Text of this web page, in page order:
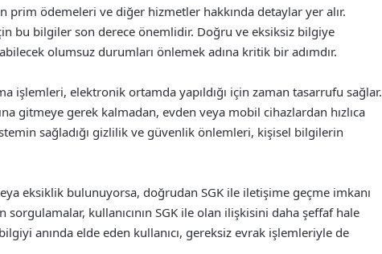
prim ödemeleri ve diğer hizmetler hakkında detaylar yer alır.
bu bilgiler son derece önemlidir. Doğru ve eksiksiz bilgiye
olumsuz durumları önlemek adına kritik bir adımdır.
işlemleri, elektronik ortamda yapıldığı için zaman tasarrufu sağlar.
gitmeye gerek kalmadan, evden veya mobil cihazlardan hızlıca
sağladığı gizlilik ve güvenlik önlemleri, kişisel bilgilerin
eksiklik bulunuyorsa, doğrudan SGK ile iletişime geçme imkanı
sorgulamalar, kullanıcının SGK ile olan ilişkisini daha şeffaf hale
anında elde eden kullanıcı, gereksiz evrak işlemleriyle de